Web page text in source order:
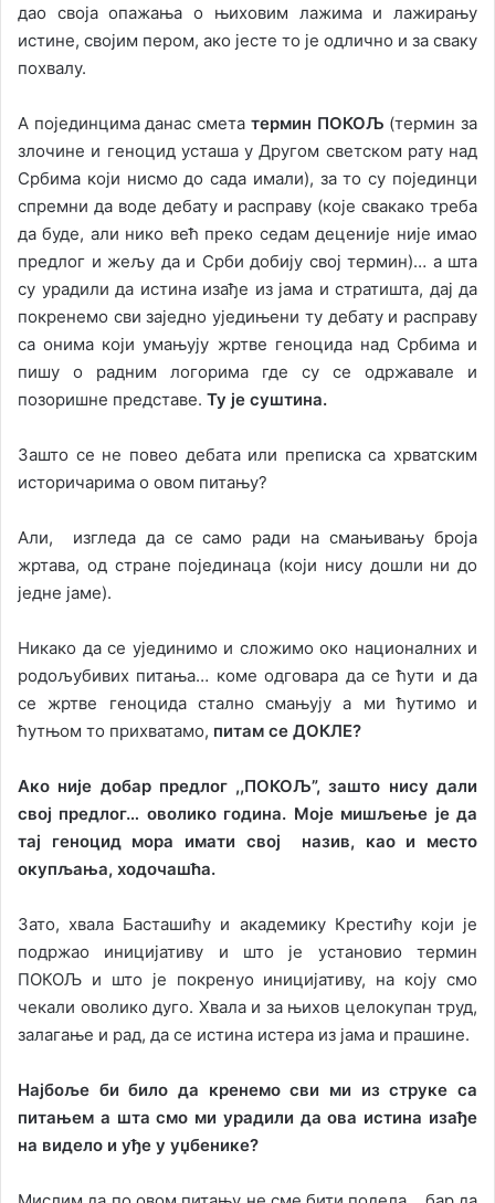
дао своја опажања о њиховим лажима и лажирању
истине, својим пером, ако јесте то је одлично и за сваку
похвалу.
А појединцима данас смета термин ПОКОЉ (термин за
злочине и геноцид усташа у Другом светском рату над
Србима који нисмо до сада имали), за то су појединци
спремни да воде дебату и расправу (које свакако треба
да буде, али нико већ преко седам деценије није имао
предлог и жељу да и Срби добију свој термин)… а шта
су урадили да истина изађе из јама и стратишта, дај да
покренемо сви заједно уједињени ту дебату и расправу
са онима који умањују жртве геноцида над Србима и
пишу о радним логорима где су се одржавале и
позоришне представе. Ту је суштина.
Зашто се не повео дебата или преписка са хрватским
историчарима о овом питању?
Али, изгледа да се само ради на смањивању броја
жртава, од стране појединаца (који нису дошли ни до
једне јаме).
Никако да се ујединимо и сложимо око националних и
родољубивих питања… коме одговара да се ћути и да
се жртве геноцида стално смањују а ми ћутимо и
ћутњом то прихватамо, питам се ДОКЛЕ?
Ако није добар предлог ,,ПОКОЉ”, зашто нису дали
свој предлог… оволико година. Моје мишљење је да
тај геноцид мора имати свој назив, као и место
окупљања, ходочашћа.
Зато, хвала Басташићу и академику Крестићу који је
подржао иницијативу и што је установио термин
ПОКОЉ и што је покренуо иницијативу, на коју смо
чекали оволико дуго. Хвала и за њихов целокупан труд,
залагање и рад, да се истина истера из јама и прашине.
Најбоље би било да кренемо сви ми из струке са
питањем а шта смо ми урадили да ова истина изађе
на видело и уђе у уџбенике?